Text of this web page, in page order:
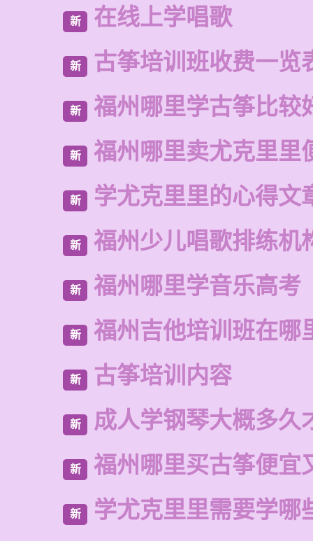
新 在线上学唱歌
新 古筝培训班收费一览
新 福州哪里学古筝比较
新 福州哪里卖尤克里里
新 学尤克里里的心得文
新 福州少儿唱歌排练机
新 福州哪里学音乐高考
新 福州吉他培训班在哪
新 古筝培训内容
新 成人学钢琴大概多久
新 福州哪里买古筝便宜
新 学尤克里里需要学哪